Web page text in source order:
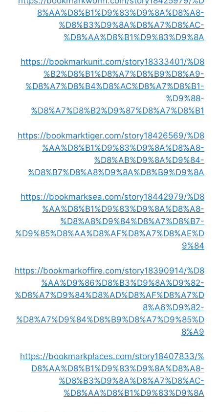
8%AA%D8%B1%D9%83%D9%8A%D8%A8-
%D8%B3%D9%8A%D8%A7%D8%AC-
%D8%AA%D8%B1%D9%83%D9%8A
https://bookmarkunit.com/story18333401/%D8
%B2%D8%B1%D8%A7%D8%B9%D8%A9-
%D8%A7%D8%B4%D8%AC%D8%A7%D8%B1-
%D9%88-
%D8%A7%D8%B2%D9%87%D8%A7%D8%B1
https://bookmarktiger.com/story18426569/%D8
%AA%D8%B1%D9%83%D9%8A%D8%A8-
%D8%AB%D9%8A%D9%84-
%D8%B7%D8%A8%D9%8A%D8%B9%D9%8A
https://bookmarksea.com/story18442979/%D8
%AA%D8%B1%D9%83%D9%8A%D8%A8-
%D8%A8%D9%84%D8%A7%D8%B7-
%D9%85%D8%AA%D8%AF%D8%A7%D8%AE%D
9%84
https://bookmarkoffire.com/story18390914/%D8
%AA%D9%86%D8%B3%D9%8A%D9%82-
%D8%A7%D9%84%D8%AD%D8%AF%D8%A7%D
8%A6%D9%82-
%D8%A7%D9%84%D8%B9%D8%A7%D9%85%D
8%A9
https://bookmarkplaces.com/story18407833/%
D8%AA%D8%B1%D9%83%D9%8A%D8%A8-
%D8%B3%D9%8A%D8%A7%D8%AC-
%D8%AA%D8%B1%D9%83%D9%8A